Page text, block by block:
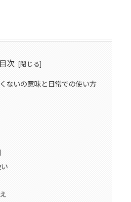
目次
ないの意味と日常での使い方